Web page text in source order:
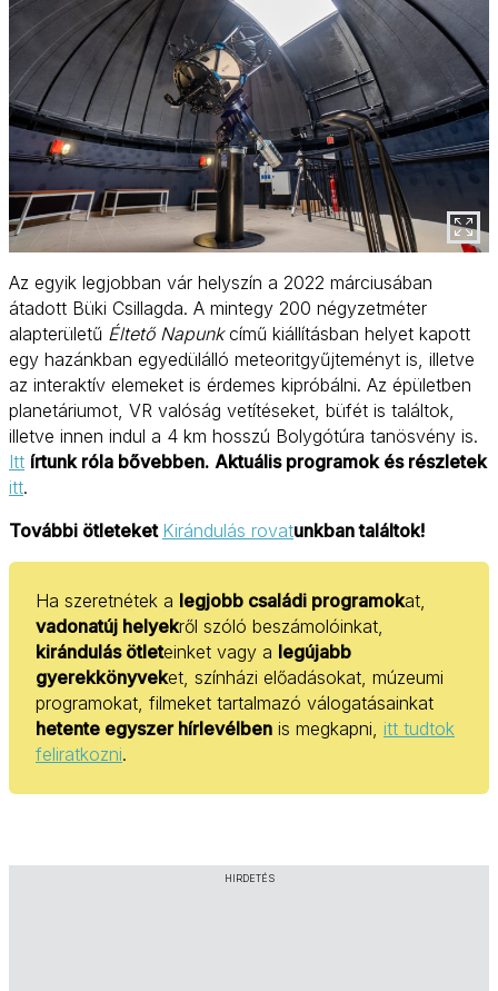
Az egyik legjobban vár helyszín a 2022 márciusában
átadott Büki Csillagda. A mintegy 200 négyzetméter
alapterületű Éltető Napunkcímű kiállításban helyet kapott
egy hazánkban egyedülálló meteoritgyűjteményt is, illetve
az interaktív elemeket is érdemes kipróbálni. Az épületben
planetáriumot, VR valóság vetítéseket, büfét is találtok,
illetve innen indul a 4 km hosszú Bolygótúra tanösvény is.
Itt írtunk róla bővebben. Aktuális programok és részletek
itt.
További ötleteket Kirándulás rovatunkban találtok!
Ha szeretnétek a legjobb családi programokat,
vadonatúj helyekről szóló beszámolóinkat,
kirándulás ötleteinket vagy a legújabb
gyerekkönyveket, színházi előadásokat, múzeumi
programokat, filmeket tartalmazó válogatásainkat
hetente egyszer hírlevélben is megkapni, itt tudtok
feliratkozni.
HIRDETÉS